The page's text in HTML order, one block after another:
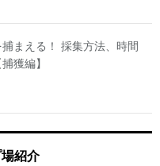
まえる！ 採集方法、時間
獲編】
紹介